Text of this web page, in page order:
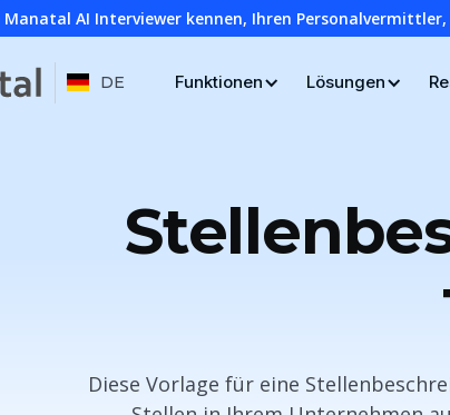
Manatal AI Interviewer kennen, Ihren
DE Funktionen Lösungen
Diese Vorlage für eine